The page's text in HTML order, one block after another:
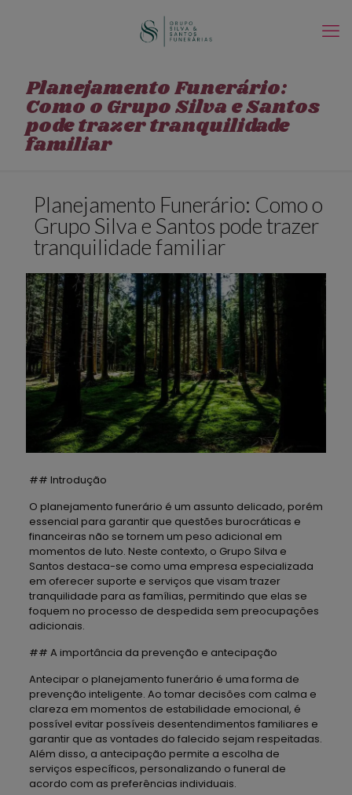
Planejamento Funerário:
Como o Grupo Silva e Santos
pode trazer tranquilidade
familiar
Planejamento Funerário: Como o
Grupo Silva e Santos pode trazer
tranquilidade familiar
## Introdução
O planejamento funerário é um assunto delicado, porém
essencial para garantir que questões burocráticas e
financeiras não se tornem um peso adicional em
momentos de luto. Neste contexto, o Grupo Silva e
Santos destaca-se como uma empresa especializada
em oferecer suporte e serviços que visam trazer
tranquilidade para as famílias, permitindo que elas se
foquem no processo de despedida sem preocupações
adicionais.
## A importância da prevenção e antecipação
Antecipar o planejamento funerário é uma forma de
prevenção inteligente. Ao tomar decisões com calma e
clareza em momentos de estabilidade emocional, é
possível evitar possíveis desentendimentos familiares e
garantir que as vontades do falecido sejam respeitadas.
Além disso, a antecipação permite a escolha de
serviços específicos, personalizando o funeral de
acordo com as preferências individuais.